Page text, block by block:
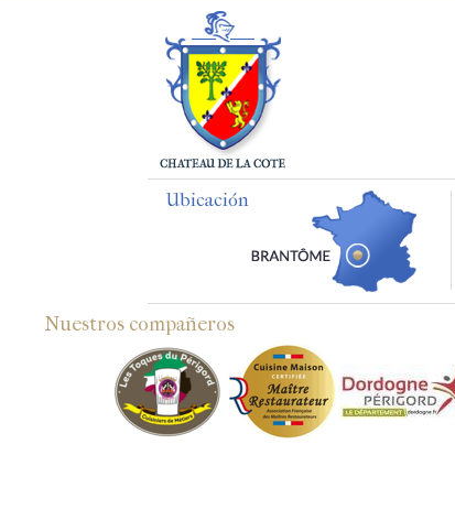
Ubicación
Nuestros compañeros